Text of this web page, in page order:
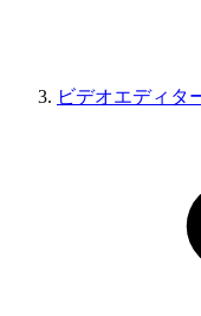
ビデオエディタ